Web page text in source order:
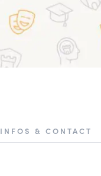
INFOS & CONTACT